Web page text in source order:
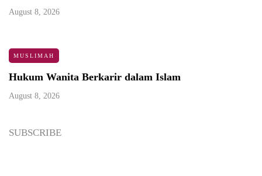
August 8, 2026
MUSLIMAH
Hukum Wanita Berkarir dalam Islam
August 8, 2026
SUBSCRIBE